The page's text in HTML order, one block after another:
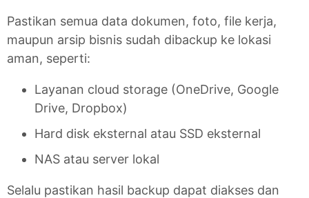
Pastikan semua data dokumen, foto, file kerja,
maupun arsip bisnis sudah dibackup ke lokasi
aman, seperti:
Layanan cloud storage (OneDrive, Google
Drive, Dropbox)
Hard disk eksternal atau SSD eksternal
NAS atau server lokal
Selalu pastikan hasil backup dapat diakses dan